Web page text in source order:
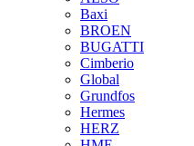
Baxi
BROEN
BUGATTI
Cimberio
Global
Grundfos
Hermes
HERZ